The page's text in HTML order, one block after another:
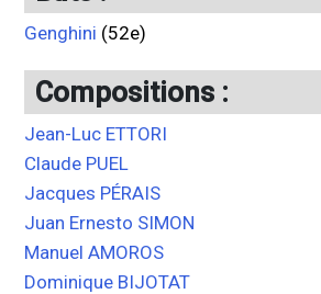
Genghini (52e)
Compositions :
Jean-Luc ETTORI
Claude PUEL
Jacques PÉRAIS
Juan Ernesto SIMON
Manuel AMOROS
Dominique BIJOTAT